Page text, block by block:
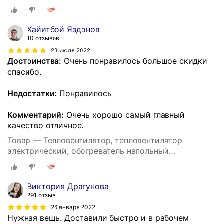
Хайитбой Яздонов
10 отзывов
23 июля 2022
Достоинства: Очень понравилось большое скидки
спасибо.
Недостатки: Понравилось
Комментарий: Очень хорошо самый главный
качество отличное.
Товар — Тепловентилятор, тепловентилятор
электрический, обогреватель напольный
настольный, 2000 Вт, для дома, регулировка
температуры
Виктория Драгунова
291 отзыв
26 января 2022
Нужная вещь. Доставили быстро и в рабочем